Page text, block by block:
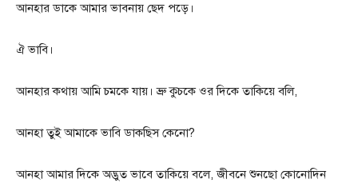
আনহার ডাকে আমার ভাবনায় ছেদ পড়ে।
ঐ ভাবি।
আনহার কথায় আমি চমকে যায়। ভ্রু কুচকে ওর দিকে তাকিয়ে বলি,
আনহা তুই আমাকে ভাবি ডাকছিস কেনো?
আনহা আমার দিকে অদ্ভুত ভাবে তাকিয়ে বলে, জীবনে শুনছো কোনোদিন